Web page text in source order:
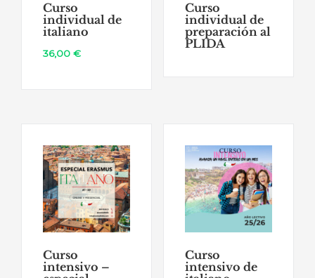
Curso
individual de
italiano
36,00 €
Curso
individual de
preparación al
PLIDA
Curso
intensivo –
Curso
intensivo de